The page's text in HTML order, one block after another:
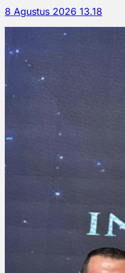
8 Agustus 2026 13.18